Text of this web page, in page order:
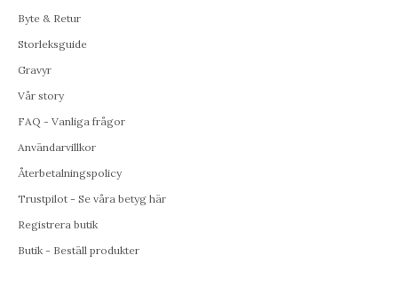
Byte & Retur
Storleksguide
Gravyr
Vår story
FAQ - Vanliga frågor
Användarvillkor
Återbetalningspolicy
Trustpilot - Se våra betyg här
Registrera butik
Butik - Beställ produkter